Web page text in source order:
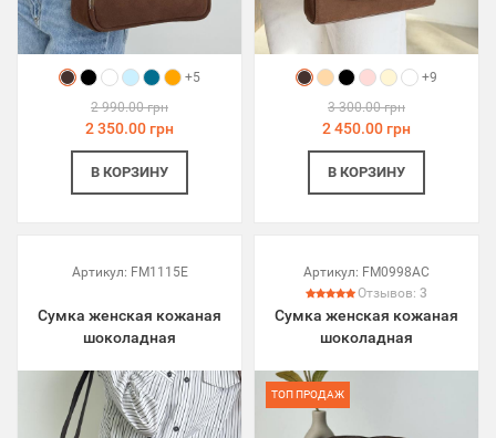
+5
2 990.00 грн
2 350.00 грн
В КОРЗИНУ
+9
3 300.00 грн
2 450.00 грн
В КОРЗИНУ
Артикул: FM1115E
Сумка женская кожаная
шоколадная
Артикул: FM0998AC
Отзывов: 3
Сумка женская кожаная
шоколадная
ТОП ПРОДАЖ